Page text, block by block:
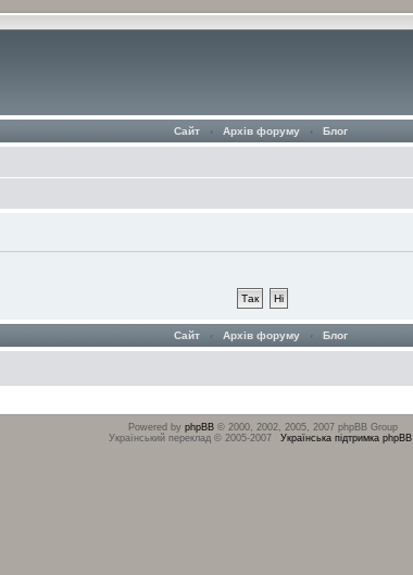
Сайт ‹ Архів форуму ‹ Блог
Сайт ‹ Архів форуму ‹ Блог
Powered by phpBB © 2000, 2002, 2005, 2007 phpBB Group
Український переклад © 2005-2007
Українська підтримка phpBB